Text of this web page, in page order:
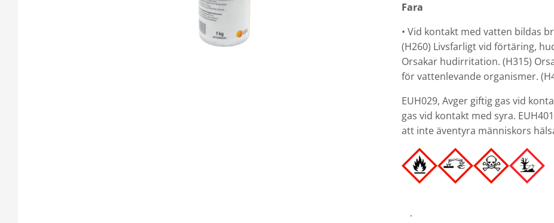
Fara
• Vid kontakt med vatten bildas
(H260) Livsfarligt vid förtäring,
Orsakar hudirritation. (H315)
för vattenlevande organismer.
EUH029, Avger giftig gas vid
gas vid kontakt med syra.
att inte äventyra människors
Säkerhetsdatablad